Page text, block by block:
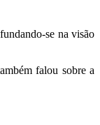
se na visão
falou sobre a